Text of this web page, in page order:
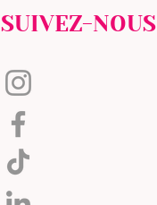
SUIVEZ-NOUS